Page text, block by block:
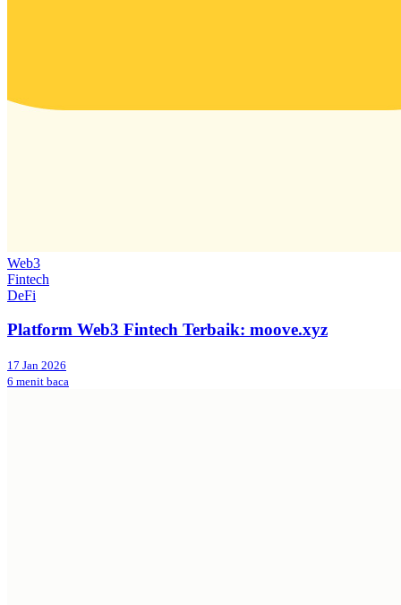
Web3
Fintech
DeFi
Platform Web3 Fintech Terbaik: moove.xyz
17 Jan 2026
6 menit baca